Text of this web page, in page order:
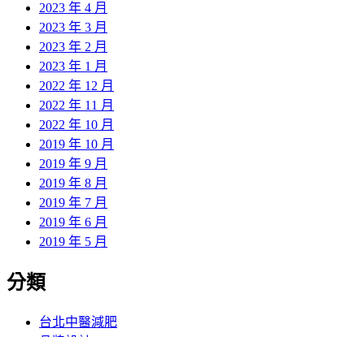
2023 年 4 月
2023 年 3 月
2023 年 2 月
2023 年 1 月
2022 年 12 月
2022 年 11 月
2022 年 10 月
2019 年 10 月
2019 年 9 月
2019 年 8 月
2019 年 7 月
2019 年 6 月
2019 年 5 月
分類
台北中醫減肥